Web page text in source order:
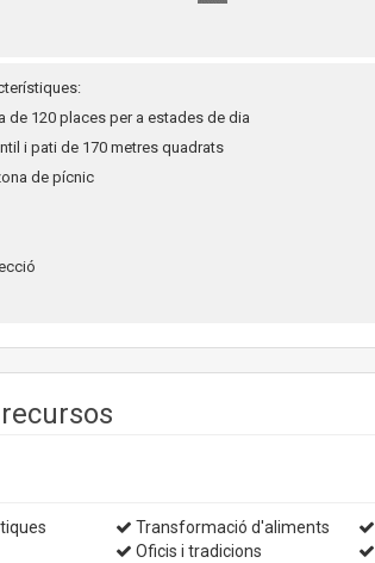
de 120 places per a estades de dia
i pati de 170 metres quadrats
de pícnic
Transformació d'aliments
Oficis i tradicions